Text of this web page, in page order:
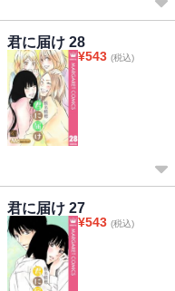
君に届け 28
¥543 (税込)
君に届け 27
¥543 (税込)